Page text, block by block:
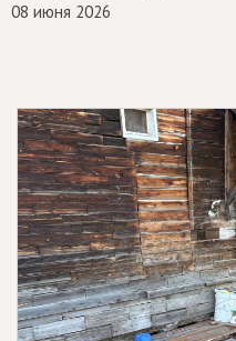
08 июня 2026